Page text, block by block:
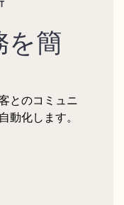
を簡
とのコミュニ
動化します。